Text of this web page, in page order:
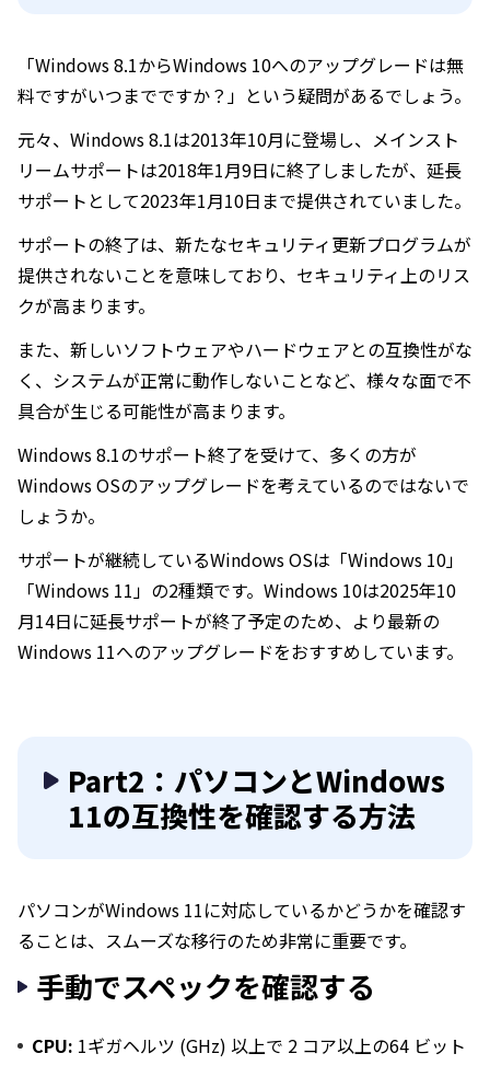
「Windows 8.1からWindows 10へのアップグレードは無
料ですがいつまでですか？」という疑問があるでしょう。
元々、Windows 8.1は2013年10月に登場し、メインスト
リームサポートは2018年1月9日に終了しましたが、延長
サポートとして2023年1月10日まで提供されていました。
サポートの終了は、新たなセキュリティ更新プログラムが
提供されないことを意味しており、セキュリティ上のリス
クが高まります。
また、新しいソフトウェアやハードウェアとの互換性がな
く、システムが正常に動作しないことなど、様々な面で不
具合が生じる可能性が高まります。
Windows 8.1のサポート終了を受けて、多くの方が
Windows OSのアップグレードを考えているのではないで
しょうか。
サポートが継続しているWindows OSは「Windows 10」
「Windows 11」の2種類です。Windows 10は2025年10
月14日に延長サポートが終了予定のため、より最新の
Windows 11へのアップグレードをおすすめしています。
Part2：パソコンとWindows
11の互換性を確認する方法
パソコンがWindows 11に対応しているかどうかを確認す
ることは、スムーズな移行のため非常に重要です。
手動でスペックを確認する
CPU: 1ギガヘルツ (GHz) 以上で 2 コア以上の64 ビット